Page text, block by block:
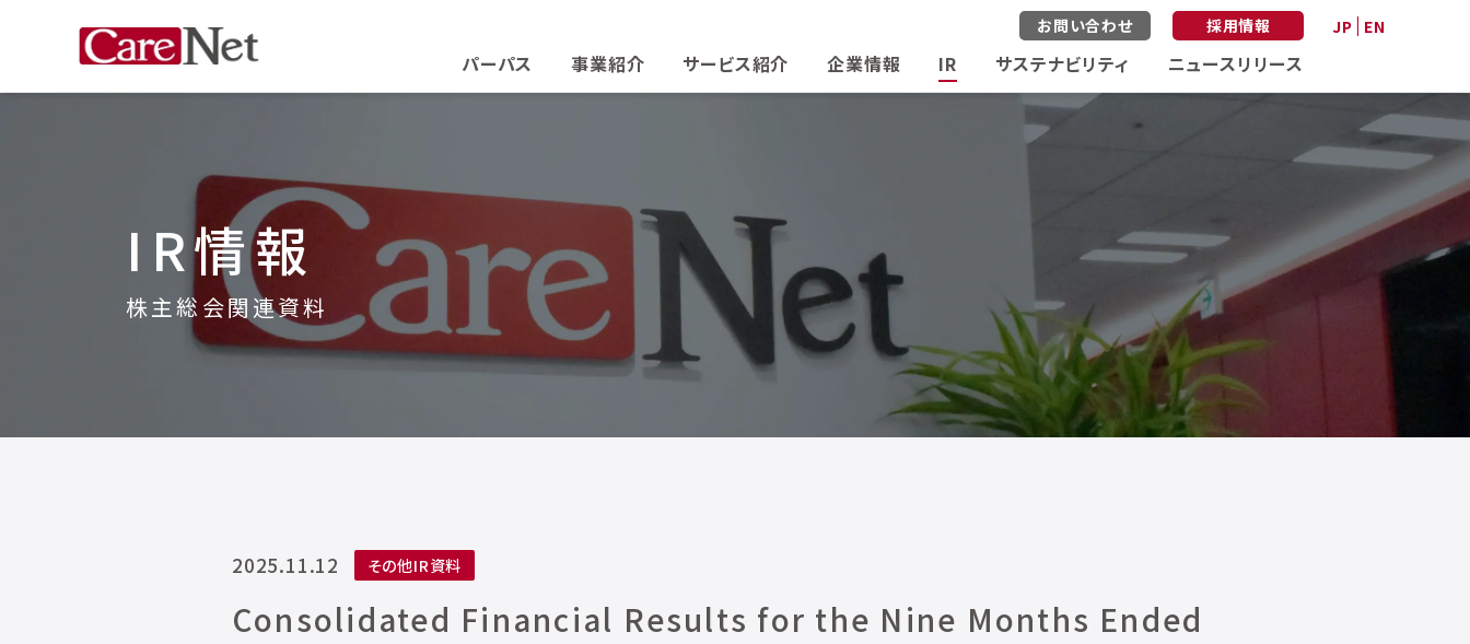
お問い合わせ 採用情報 JP EN
パーパス 事業紹介 サービス紹介 企業情報 IR サステナビリティ ニュースリリース
IR情報
株主総会関連資料
2025.11.12 その他IR資料
Consolidated Financial Results for the Nine Months Ended